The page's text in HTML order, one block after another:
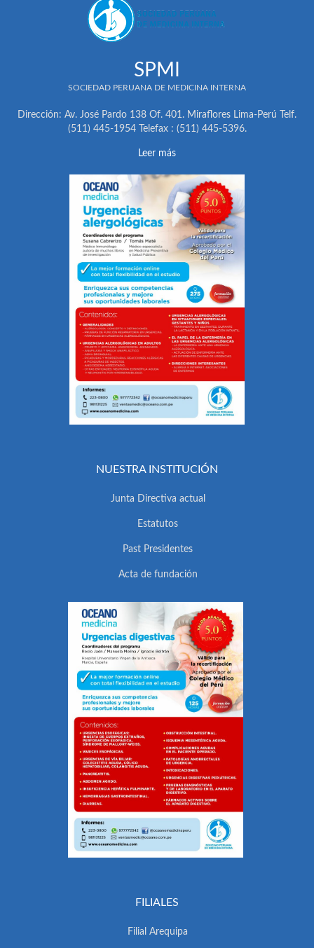
SPMI
SOCIEDAD PERUANA DE MEDICINA INTERNA
Dirección: Av. José Pardo 138 Of. 401. Miraflores Lima-Perú Telf.
(511) 445-1954 Telefax : (511) 445-5396.
Leer más
NUESTRA INSTITUCIÓN
Junta Directiva actual
Estatutos
Past Presidentes
Acta de fundación
FILIALES
Filial Arequipa